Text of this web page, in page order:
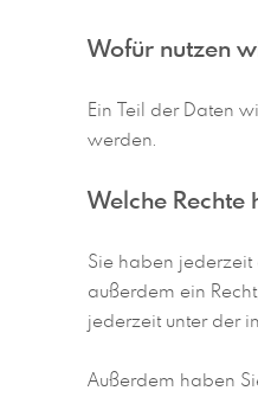
Wofür nutzen
Ein Teil der Daten
werden.
Welche Rechte
Sie haben jederzeit
außerdem ein
jederzeit unter der
Außerdem haben